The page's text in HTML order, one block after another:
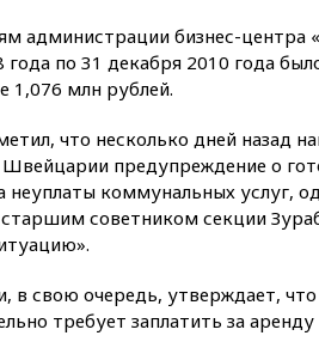
администрации бизнес-центра
года по 31 декабря 2010 года
1,076 млн рублей.
что несколько дней назад
Швейцарии предупреждение о
неуплаты коммунальных услуг,
старшим советником секции
в свою очередь, утверждает,
требует заплатить за